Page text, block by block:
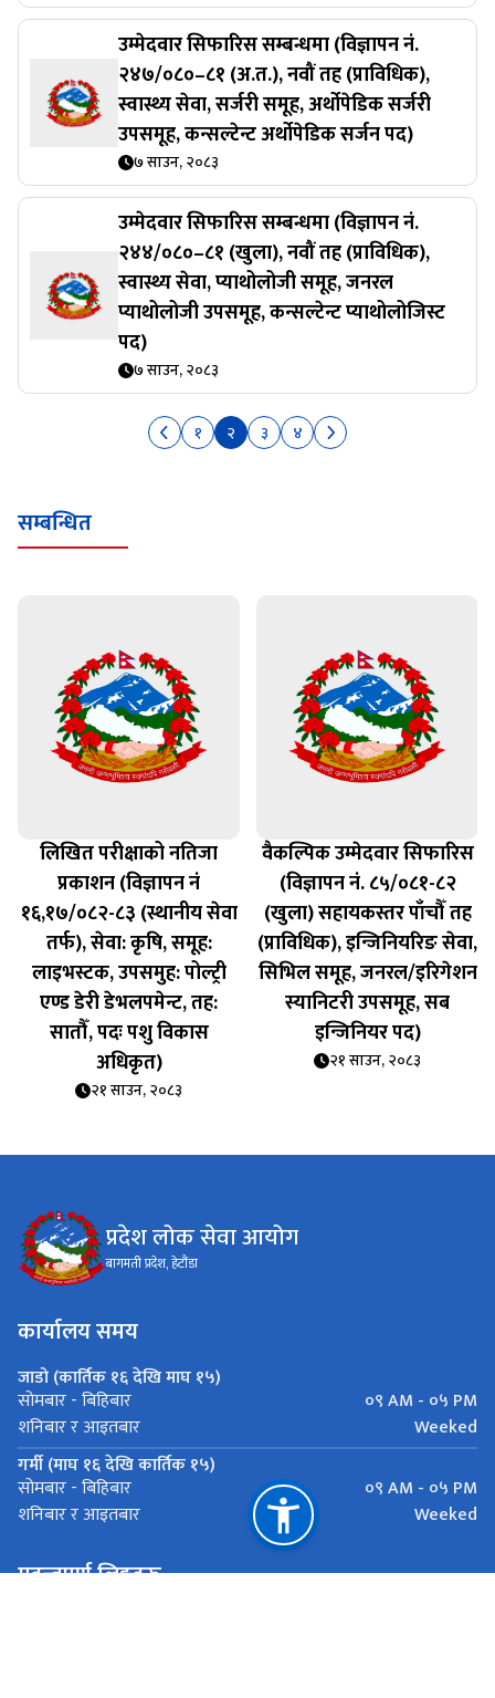
उम्मेदवार सिफारिस सम्बन्धमा (विज्ञापन नं.
२४७/०८०–८१ (अ.त.), नवौं तह (प्राविधिक),
स्वास्थ्य सेवा, सर्जरी समूह, अर्थोपेडिक सर्जरी
उपसमूह, कन्सल्टेन्ट अर्थोपेडिक सर्जन पद)
७ साउन, २०८३
उम्मेदवार सिफारिस सम्बन्धमा (विज्ञापन नं.
२४४/०८०–८१ (खुला), नवौं तह (प्राविधिक),
स्वास्थ्य सेवा, प्याथोलोजी समूह, जनरल
प्याथोलोजी उपसमूह, कन्सल्टेन्ट प्याथोलोजिस्ट
पद)
७ साउन, २०८३
१ २ ३ ४
सम्बन्धित
लिखित परीक्षाको नतिजा
प्रकाशन (विज्ञापन नं
१६,१७/०८२-८३ (स्थानीय सेवा
तर्फ), सेवा: कृषि, समूह:
लाइभस्टक, उपसमुह: पोल्ट्री
एण्ड डेरी डेभलपमेन्ट, तह:
सातौँ, पदः पशु विकास
अधिकृत)
२१ साउन, २०८३
वैकल्पिक उम्मेदवार सिफारिस
(विज्ञापन नं. ८५/०८१-८२
(खुला) सहायकस्तर पाँचौँ तह
(प्राविधिक), इन्जिनियरिङ सेवा,
सिभिल समूह, जनरल/इरिगेशन
स्यानिटरी उपसमूह, सब
इन्जिनियर पद)
२१ साउन, २०८३
प्रदेश लोक सेवा आयोग
बागमती प्रदेश, हेटौंडा
कार्यालय समय
जाडो (कार्तिक १६ देखि माघ १५)
सोमबार - बिहिबार
०९ AM - ०५ PM
शनिबार र आइतबार
Weeked
गर्मी (माघ १६ देखि कार्तिक १५)
सोमबार - बिहिबार
०९ AM - ०५ PM
शनिबार र आइतबार
Weeked
महत्त्वपूर्ण लिङ्कहरू